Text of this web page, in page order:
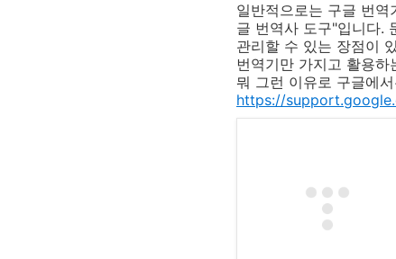
일반적으로는 구글 번
글 번역사 도구"입니다.
관리할 수 있는 장점이
번역기만 가지고 활용
뭐 그런 이유로 구글에
https://